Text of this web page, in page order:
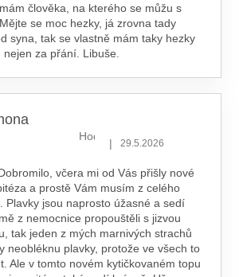
člověka, na kterého se můžu s
se moc hezky, já zrovna tady
syna, tak se vlastně mám taky hezky
za přání. Libuše.
Hodnocení obchodu je 5 z 5
| 29.5.2026
včera mi od Vás přišly nové
a prostě Vám musím z celého
Plavky jsou naprosto úžasné a sedí
z nemocnice propouštěli s jizvou
tak jeden z mých marnivých strachů
neobléknu plavky, protože ve všech to
Ale v tomto novém kytičkovaném topu